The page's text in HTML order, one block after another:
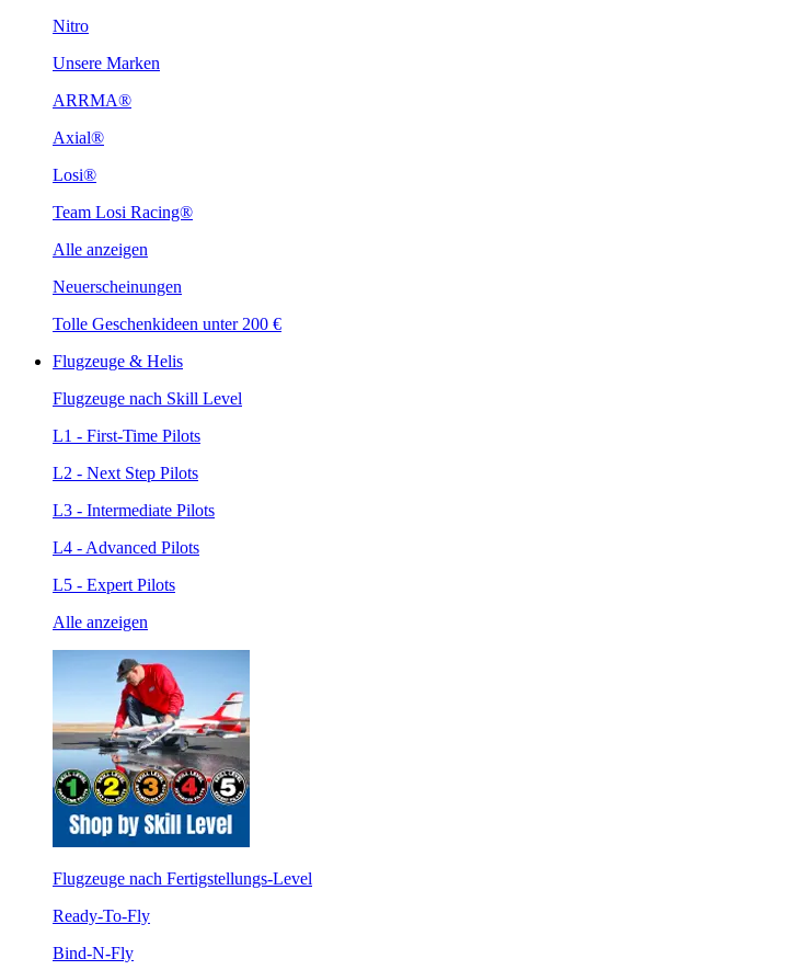
Nitro
Unsere Marken
ARRMA®
Axial®
Losi®
Team Losi Racing®
Alle anzeigen
Neuerscheinungen
Tolle Geschenkideen unter 200 €
Flugzeuge & Helis
Flugzeuge nach Skill Level
L1 - First-Time Pilots
L2 - Next Step Pilots
L3 - Intermediate Pilots
L4 - Advanced Pilots
L5 - Expert Pilots
Alle anzeigen
Flugzeuge nach Fertigstellungs-Level
Ready-To-Fly
Bind-N-Fly